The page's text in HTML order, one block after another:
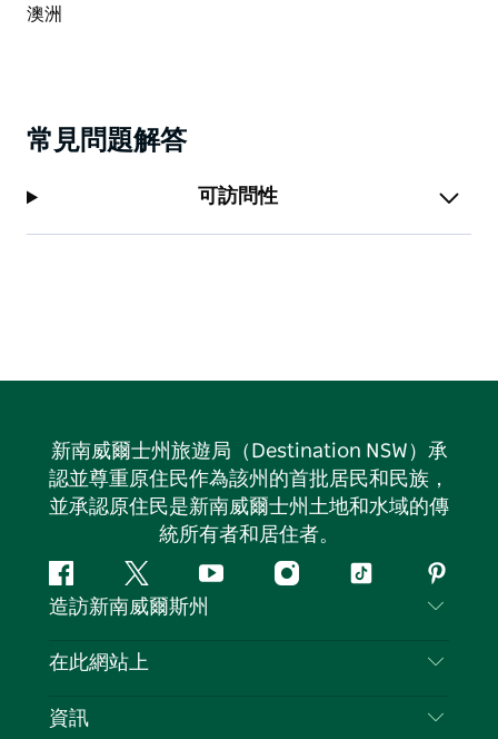
常見問題解答
可訪問性
新南威爾士州旅遊局（Destination NSW）承
認並尊重原住民作為該州的首批居民和民族，
並承認原住民是新南威爾士州土地和水域的傳
統所有者和居住者。
Facebook嘰
嘰
喳
Youtube Instagram
抖
造訪新南威爾斯州
聯絡我們
在此網站上
目的地
資訊